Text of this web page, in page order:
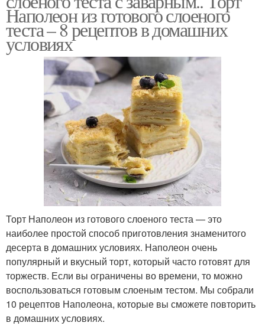
Наполеон из готового слоеного
теста – 8 рецептов в домашних
условиях
Торт Наполеон из готового слоеного теста — это
наиболее простой способ приготовления знаменитого
десерта в домашних условиях. Наполеон очень
популярный и вкусный торт, который часто готовят для
торжеств. Если вы ограничены во времени, то можно
воспользоваться готовым слоеным тестом. Мы собрали
10 рецептов Наполеона, которые вы сможете повторить
в домашних условиях.